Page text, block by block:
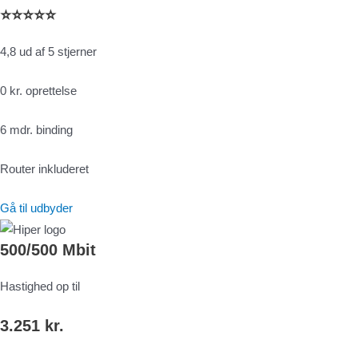
⭐⭐⭐⭐⭐
4,8 ud af 5 stjerner
0 kr. oprettelse
6 mdr. binding
Router inkluderet
Gå til udbyder
500/500 Mbit
Hastighed op til
3.251 kr.